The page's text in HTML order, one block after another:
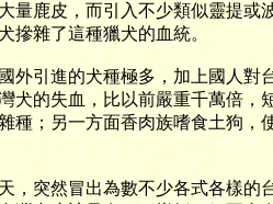
量鹿皮，而引入不少類似靈提或
摻雜了這種獵犬的血統。
引進的犬種極多，加上國人對
犬的失血，比以前嚴重千萬倍，
種；另一方面香肉族嗜食土狗，
突然冒出為數不少各式各樣的